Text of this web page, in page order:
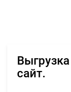
сайт.